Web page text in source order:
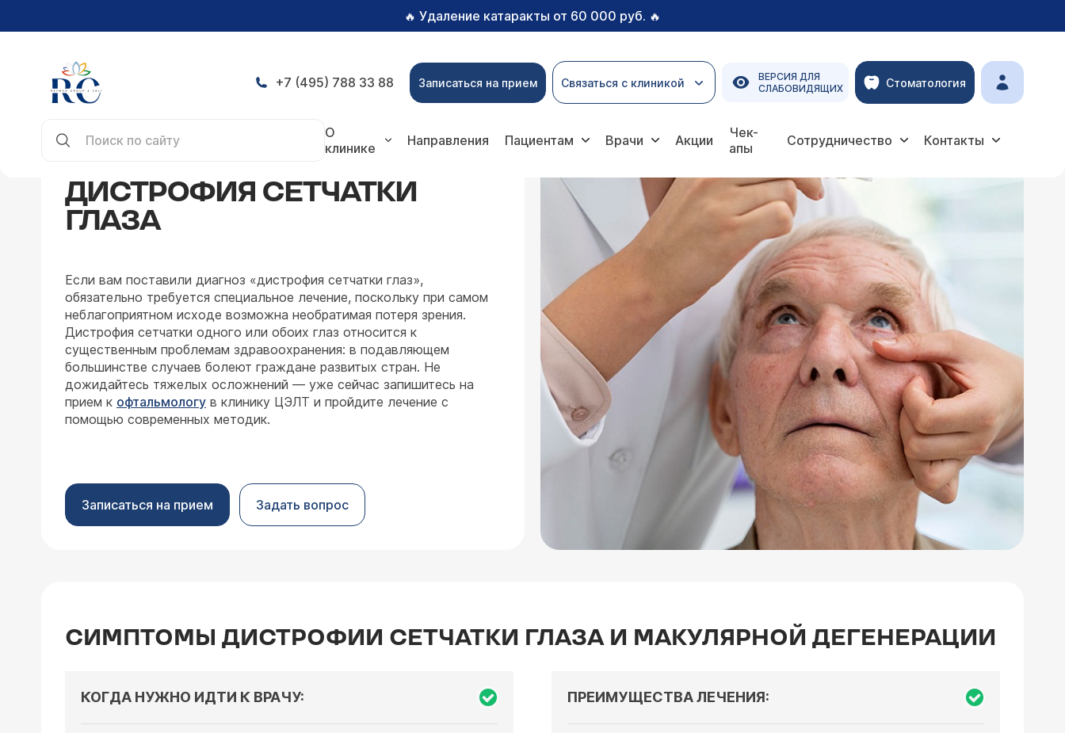
🔥 Удаление катаракты от 60 000 руб. 🔥
+7 (495) 788 33 88 Записаться на прием Связаться с клиникой
ВЕРСИЯ ДЛЯ
СЛАБОВИДЯЩИХ
Стоматология
О
клинике
Направления Пациентам Врачи Акции
Чек-
апы
Сотрудничество Контакты
ДИСТРОФИЯ СЕТЧАТКИ
ГЛАЗА
Если вам поставили диагноз «дистрофия сетчатки глаз»,
обязательно требуется специальное лечение, поскольку при самом
неблагоприятном исходе возможна необратимая потеря зрения.
Дистрофия сетчатки одного или обоих глаз относится к
существенным проблемам здравоохранения: в подавляющем
большинстве случаев болеют граждане развитых стран. Не
дожидайтесь тяжелых осложнений — уже сейчас запишитесь на
прием к офтальмологу в клинику ЦЭЛТ и пройдите лечение с
помощью современных методик.
Записаться на прием Задать вопрос
СИМПТОМЫ ДИСТРОФИИ СЕТЧАТКИ ГЛАЗА И МАКУЛЯРНОЙ ДЕГЕНЕРАЦИИ
КОГДА НУЖНО ИДТИ К ВРАЧУ: ПРЕИМУЩЕСТВА ЛЕЧЕНИЯ: